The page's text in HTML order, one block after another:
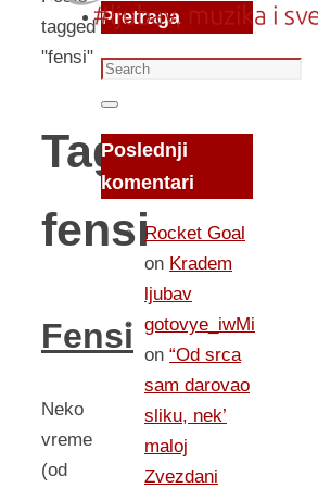
tagged
"fensi"
Tag:
fensi
Fensi
Neko
vreme
(od
Pretraga
Search
for:
Search
Poslednji
komentari
Rocket Goal
on Kradem
ljubav
gotovye_iwMi
on “Od srca
sam darovao
sliku, nek’
maloj
Zvezdani